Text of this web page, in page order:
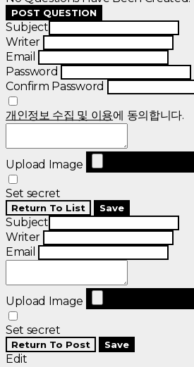
POST QUESTION
Subject
Writer
Email
Password
Confirm Password
개인정보 수집 및 이용에 동의합니다.
Upload Image
Set secret
Return To List Save
Subject
Writer
Email
Upload Image
Set secret
Return To Post Save
Edit